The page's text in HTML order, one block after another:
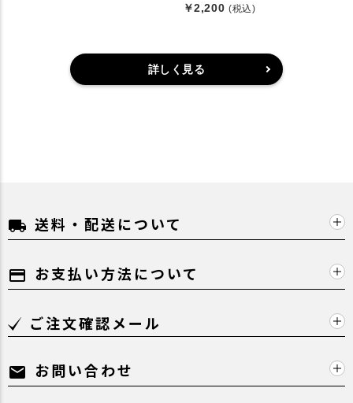
￥2,200 (税込)
詳しく見る
local_shipping 送料・配送について
payment お支払い方法について
ご注文確認メール
mail お問い合わせ